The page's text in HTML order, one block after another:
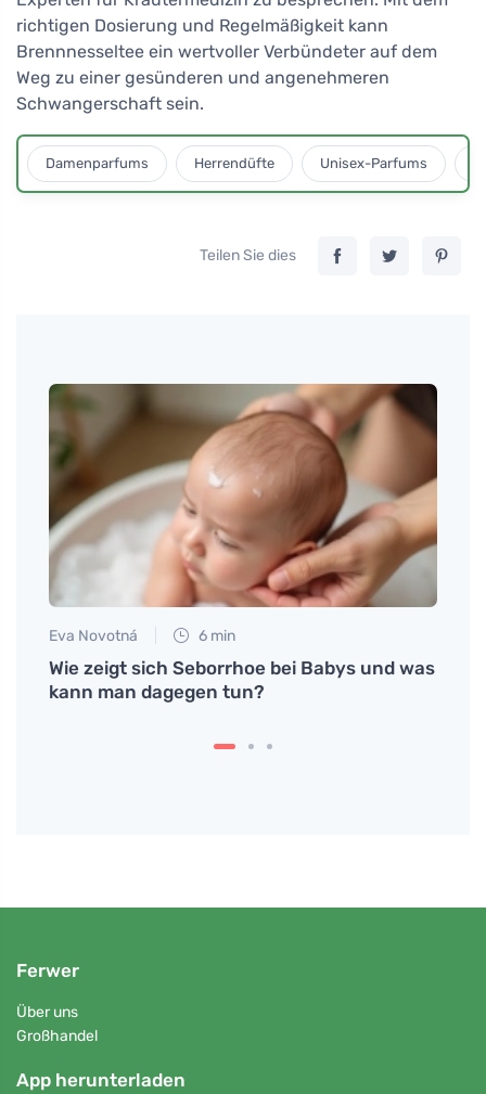
richtigen Dosierung und Regelmäßigkeit kann
Brennnesseltee ein wertvoller Verbündeter auf dem
Weg zu einer gesünderen und angenehmeren
Schwangerschaft sein.
Damenparfums Herrendüfte Unisex-Parfums
Teilen Sie dies
Eva Novotná 6 min
Wie zeigt sich Seborrhoe bei Babys und was
kann man dagegen tun?
Ferwer
Über uns
Großhandel
App herunterladen